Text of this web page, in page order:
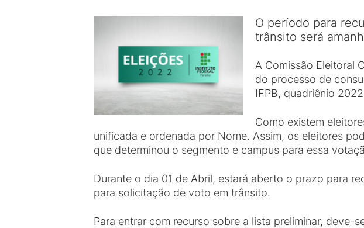
O período para
trânsito será
A Comissão Eleitoral
do processo de
IFPB, quadriênio
Como existem
unificada e ordenada por Nome. Assim, os eleitores
que determinou o segmento e campus para essa
Durante o dia 01 de Abril, estará aberto o prazo para
para solicitação de voto em trânsito.
Para entrar com recurso sobre a lista preliminar, deve-